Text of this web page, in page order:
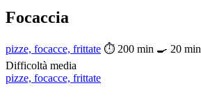
Focaccia
pizze, focacce, frittate ⏱ 200 min 🍳 20 min
Difficoltà media
pizze, focacce, frittate